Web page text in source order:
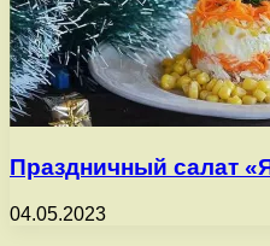
Праздничный салат
04.05.2023